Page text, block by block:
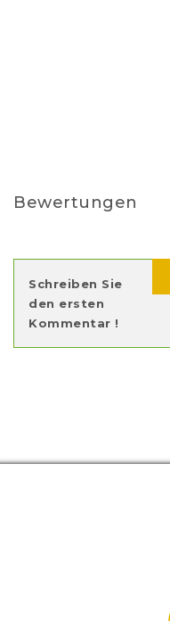
Bewertungen
Schreiben Sie
den ersten
Kommentar !